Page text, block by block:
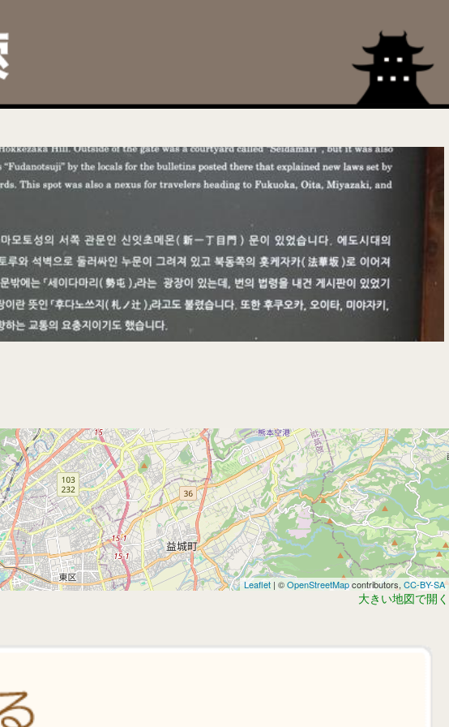
Leaflet | ©OpenStreetMapcontributors, CC-BY-SA
大きい地図で開く